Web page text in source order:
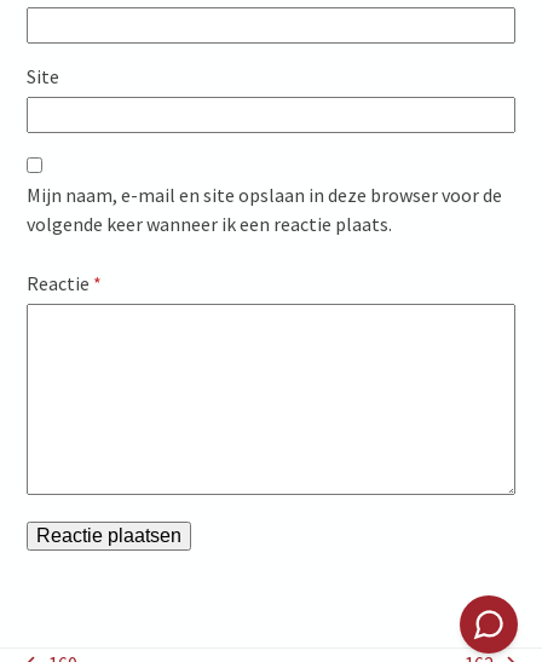
Site
Mijn naam, e-mail en site opslaan in deze browser voor de
volgende keer wanneer ik een reactie plaats.
Reactie *